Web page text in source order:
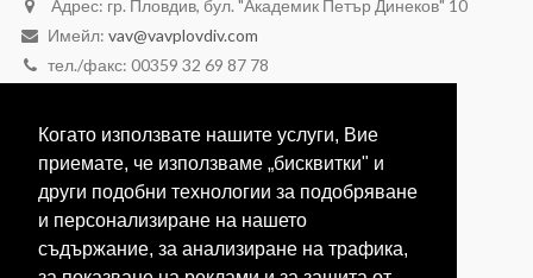
Когато използвате нашите услуги, Вие
приемате, че използваме „бисквитки" и
други подобни технологии за подобряване
и персонализиране на нашето
съдържание, за анализиране на трафика,
Адрес: гр. Пловдив, бул. "Академик Петър Динеков" 10
Имейл: vav@vavplovdiv.com
тел./факс: 00359 32 69 87 78
моб. 00359 888 26 26 23